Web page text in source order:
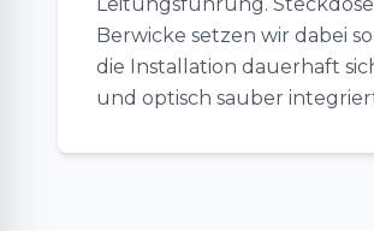
Berwicke setzen wir dabei
die Installation dauerhaft
und optisch sauber